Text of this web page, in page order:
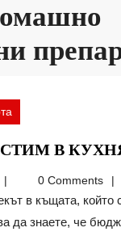
В
0 Comments
да знаете, че